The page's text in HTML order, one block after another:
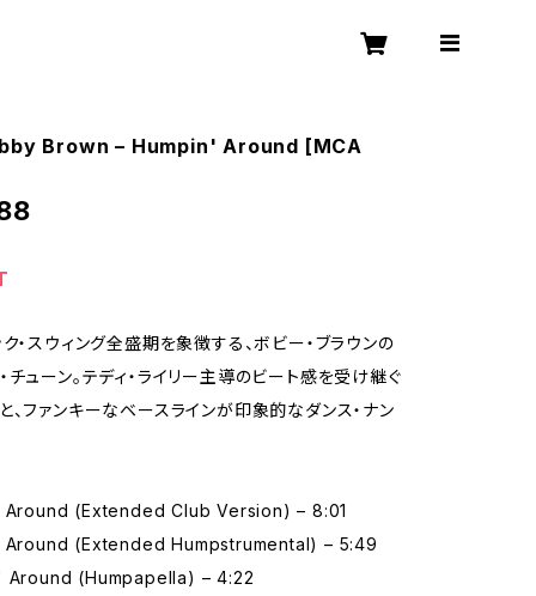
Brown – Humpin' Around [MCA
ク・スウィング全盛期を象徴する、ボビー・ブラウンの
チューン。テディ・ライリー主導のビート感を受け継ぐ
、ファンキーなベースラインが印象的なダンス・ナン
Around (Extended Club Version) – 8:01
Around (Extended Humpstrumental) – 5:49
Around (Humpapella) – 4:22